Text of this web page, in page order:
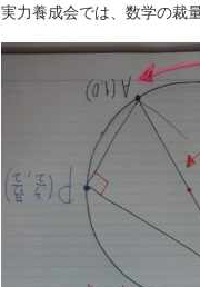
実力養成会では、数学の裁